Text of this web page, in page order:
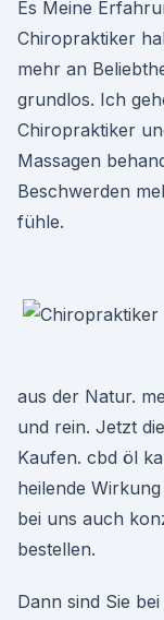
Es Meine
Chiropraktiker
mehr an
grundlos. Ich
Chiropraktiker
Massagen
Beschwerden
fühle.
aus der Natur.
und rein. Jetzt
Kaufen. cbd öl
heilende
bei uns auch
bestellen.
Dann sind Sie